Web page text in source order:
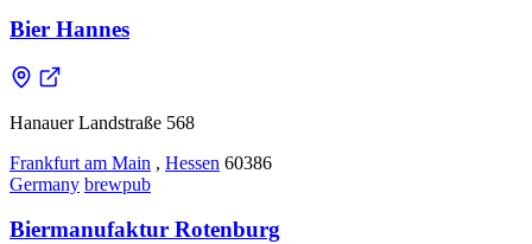
Bier Hannes
Hanauer Landstraße 568
Frankfurt am Main , Hessen 60386
Germany brewpub
Biermanufaktur Rotenburg